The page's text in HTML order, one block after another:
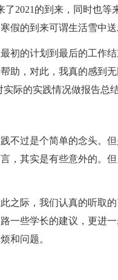
了2021的到来，同时也
假的到来可谓生活雪中
初的计划到最后的工作
助，对此，我真的感到
际的实践情况做报告总
不过是个简单的念头。
，其实是有些意外的。
之际，我们认真的听取
一些学长的建议，更进
和问题。